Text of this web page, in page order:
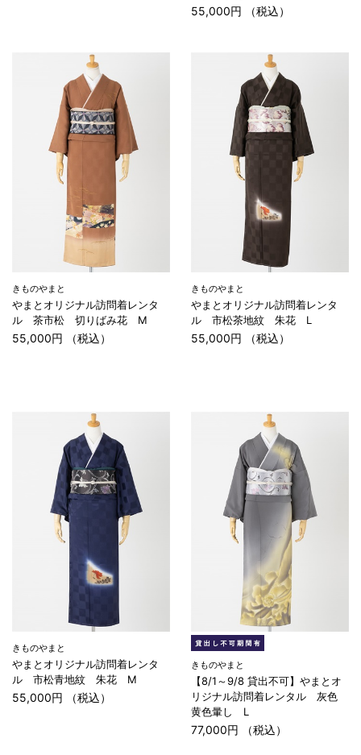
55,000円 （税込）
きものやまと
やまとオリジナル訪問着レンタ
ル 茶市松 切りばみ花 M
55,000円 （税込）
きものやまと
やまとオリジナル訪問着レンタ
ル 市松茶地紋 朱花 L
55,000円 （税込）
きものやまと
やまとオリジナル訪問着レンタ
ル 市松青地紋 朱花 M
55,000円 （税込）
きものやまと
【8/1～9/8 貸出不可】やまとオ
リジナル訪問着レンタル 灰色
黄色暈し L
77,000円 （税込）